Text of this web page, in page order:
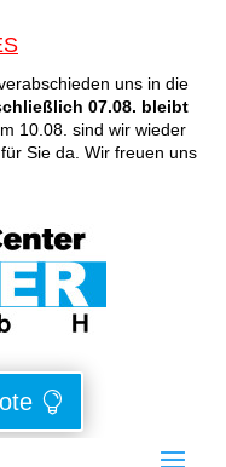
uns in die
07.08. bleibt
10.08. sind wir wieder
Sie da. Wir freuen uns